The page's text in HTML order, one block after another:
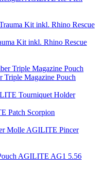
Kit inkl. Rhino Rescue
Magazine Pouch
Tourniquet Holder
Patch Scorpion
AGILITE Pincer
AGILITE AG1 5.56